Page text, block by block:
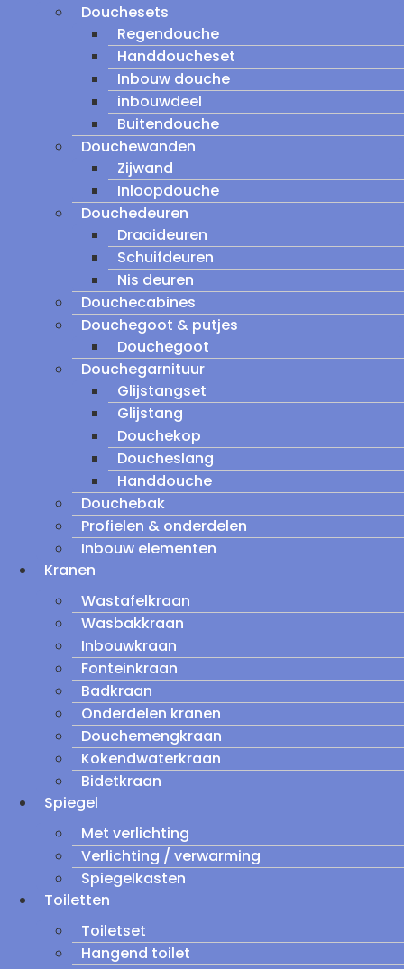
Douchesets
Regendouche
Handdoucheset
Inbouw douche
inbouwdeel
Buitendouche
Douchewanden
Zijwand
Inloopdouche
Douchedeuren
Draaideuren
Schuifdeuren
Nis deuren
Douchecabines
Douchegoot & putjes
Douchegoot
Douchegarnituur
Glijstangset
Glijstang
Douchekop
Doucheslang
Handdouche
Douchebak
Profielen & onderdelen
Inbouw elementen
Kranen
Wastafelkraan
Wasbakkraan
Inbouwkraan
Fonteinkraan
Badkraan
Onderdelen kranen
Douchemengkraan
Kokendwaterkraan
Bidetkraan
Spiegel
Met verlichting
Verlichting / verwarming
Spiegelkasten
Toiletten
Toiletset
Hangend toilet